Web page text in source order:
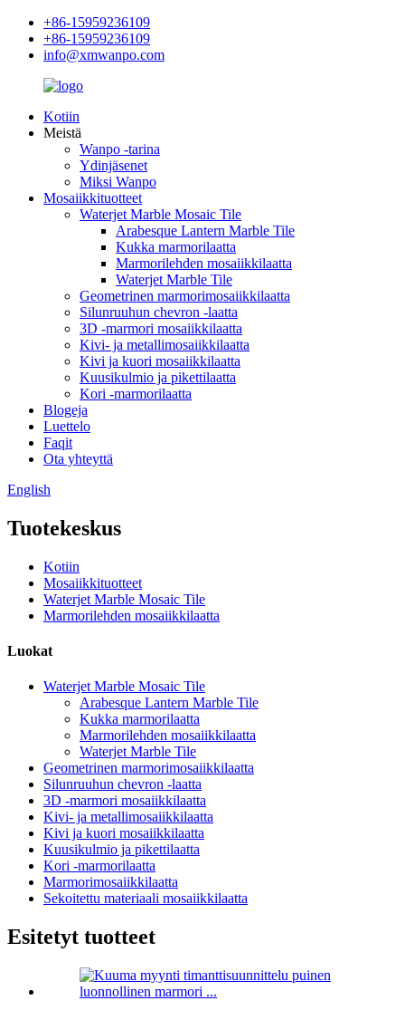
+86-15959236109
+86-15959236109
info@xmwanpo.com
Kotiin
Meistä
Wanpo -tarina
Ydinjäsenet
Miksi Wanpo
Mosaiikkituotteet
Waterjet Marble Mosaic Tile
Arabesque Lantern Marble Tile
Kukka marmorilaatta
Marmorilehden mosaiikkilaatta
Waterjet Marble Tile
Geometrinen marmorimosaiikkilaatta
Silunruuhun chevron -laatta
3D -marmori mosaiikkilaatta
Kivi- ja metallimosaiikkilaatta
Kivi ja kuori mosaiikkilaatta
Kuusikulmio ja pikettilaatta
Kori -marmorilaatta
Blogeja
Luettelo
Faqit
Ota yhteyttä
English
Tuotekeskus
Kotiin
Mosaiikkituotteet
Waterjet Marble Mosaic Tile
Marmorilehden mosaiikkilaatta
Luokat
Waterjet Marble Mosaic Tile
Arabesque Lantern Marble Tile
Kukka marmorilaatta
Marmorilehden mosaiikkilaatta
Waterjet Marble Tile
Geometrinen marmorimosaiikkilaatta
Silunruuhun chevron -laatta
3D -marmori mosaiikkilaatta
Kivi- ja metallimosaiikkilaatta
Kivi ja kuori mosaiikkilaatta
Kuusikulmio ja pikettilaatta
Kori -marmorilaatta
Marmorimosaiikkilaatta
Sekoitettu materiaali mosaiikkilaatta
Esitetyt tuotteet